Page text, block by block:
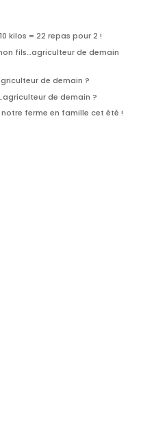
kilos = 22 repas pour 2 !
fils…agriculteur de demain
de demain ?
de demain ?
ferme en famille cet été !